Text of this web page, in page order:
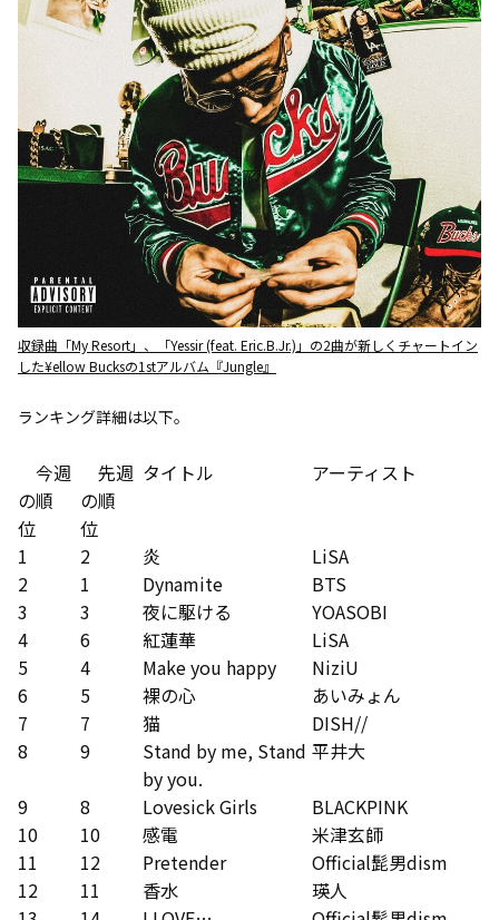
収録曲「My Resort」、「Yessir (feat. Eric.B.Jr.)」の2曲が新しくチャートイン
した¥ellow Bucksの1stアルバム『Jungle』
ランキング詳細は以下。
今週
の順
位
先週
の順
位
タイトル アーティスト
1 2 炎
LiSA
2
1 Dynamite
BTS
3
3 夜に駆ける
YOASOBI
4
6 紅蓮華
LiSA
5
4 Make you happy
NiziU
6
5 裸の心
あいみょん
7
7 猫
DISH//
8
9
Stand by me, Stand
by you.
平井大
9 8 Lovesick Girls
BLACKPINK
10
10 感電
米津玄師
11
12 Pretender
Official髭男dism
12
11 香水
瑛人